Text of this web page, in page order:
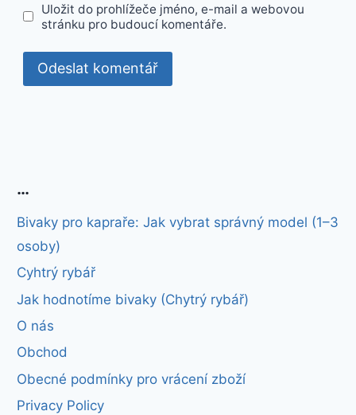
Uložit do prohlížeče jméno, e-mail a webovou
stránku pro budoucí komentáře.
…
Bivaky pro kapraře: Jak vybrat správný model (1–3
osoby)
Cyhtrý rybář
Jak hodnotíme bivaky (Chytrý rybář)
O nás
Obchod
Obecné podmínky pro vrácení zboží
Privacy Policy